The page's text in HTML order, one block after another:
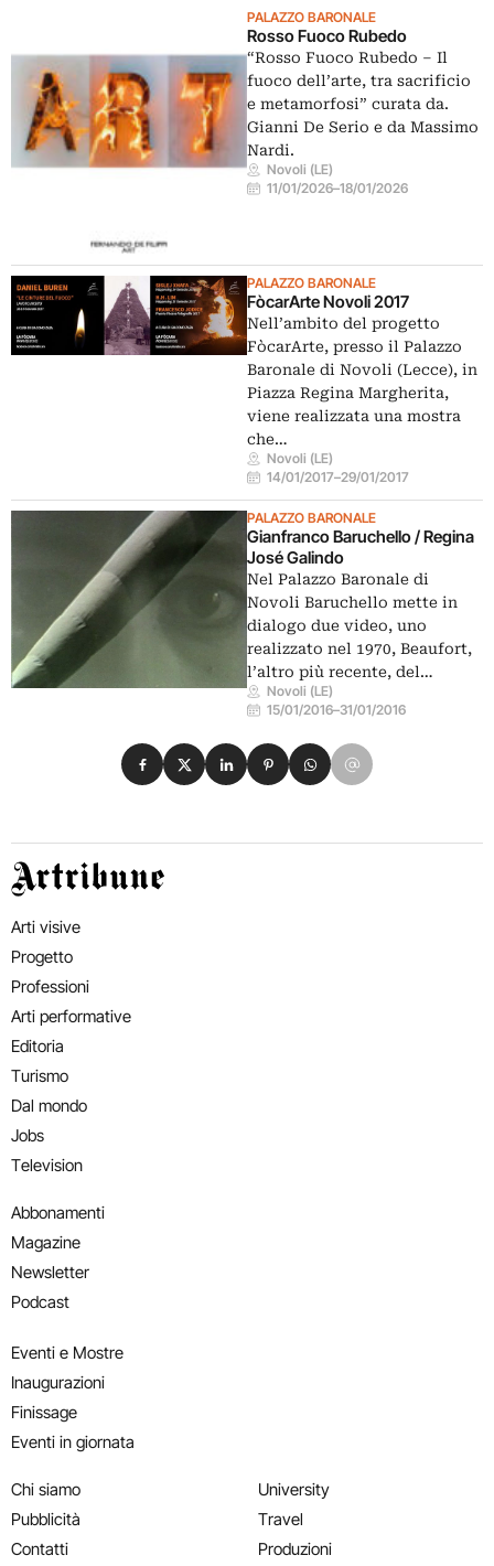
PALAZZO BARONALE
Rosso Fuoco Rubedo
“Rosso Fuoco Rubedo – Il
fuoco dell’arte, tra sacrificio
e metamorfosi” curata da.
Gianni De Serio e da Massimo
Nardi.
Novoli (LE)
11/01/2026–18/01/2026
PALAZZO BARONALE
FòcarArte Novoli 2017
Nell’ambito del progetto
FòcarArte, presso il Palazzo
Baronale di Novoli (Lecce), in
Piazza Regina Margherita,
viene realizzata una mostra
che…
Novoli (LE)
14/01/2017–29/01/2017
PALAZZO BARONALE
Gianfranco Baruchello / Regina
José Galindo
Nel Palazzo Baronale di
Novoli Baruchello mette in
dialogo due video, uno
realizzato nel 1970, Beaufort,
l’altro più recente, del…
Novoli (LE)
15/01/2016–31/01/2016
Condividi su Facebook
Condividi su X
Condividi su LinkedIn
Condividi su Pinterest
Condividi su WhatsApp
Condividi su Email
Artribune
Arti visive
Progetto
Professioni
Arti performative
Editoria
Turismo
Dal mondo
Jobs
Television
Abbonamenti
Magazine
Newsletter
Podcast
Eventi e Mostre
Inaugurazioni
Finissage
Eventi in giornata
Chi siamo
Pubblicità
Contatti
University
Travel
Produzioni